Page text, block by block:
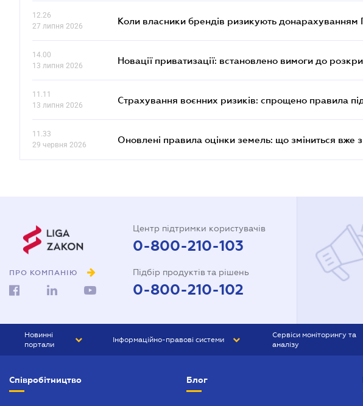
12.26
27 липня 2026
Коли власники брендів ризикують донарахуванням
14.00
13 липня 2026
Новації приватизації: встановлено вимоги до
11.11
13 липня 2026
Страхування воєнних ризиків: спрощено правила
11.33
29 червня 2026
Оновлені правила оцінки земель: що зміниться вже
ПРО КОМПАНІЮ
Центр підтримки користувачів
0-800-210-103
Підбір продуктів та рішень
0-800-210-102
Новинні
портали
БІЗНЕС
Інформаційно-правові системи
Сервіси моніторингу та
аналізу
Співробітництво Блог